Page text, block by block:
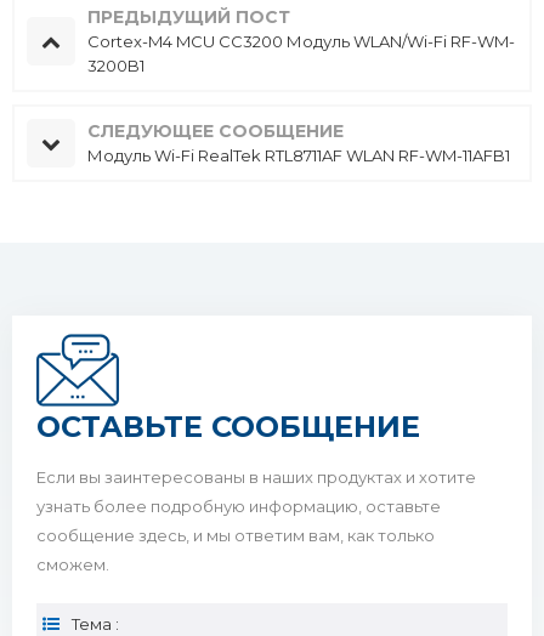
ПРЕДЫДУЩИЙ ПОСТ
Cortex-M4 MCU CC3200 Модуль WLAN/Wi-Fi RF-WM-
3200B1
СЛЕДУЮЩЕЕ СООБЩЕНИЕ
Модуль Wi-Fi RealTek RTL8711AF WLAN RF-WM-11AFB1
ОСТАВЬТЕ СООБЩЕНИЕ
Если вы заинтересованы в наших продуктах и ​​хотите
узнать более подробную информацию, оставьте
сообщение здесь, и мы ответим вам, как только
сможем.
Тема :